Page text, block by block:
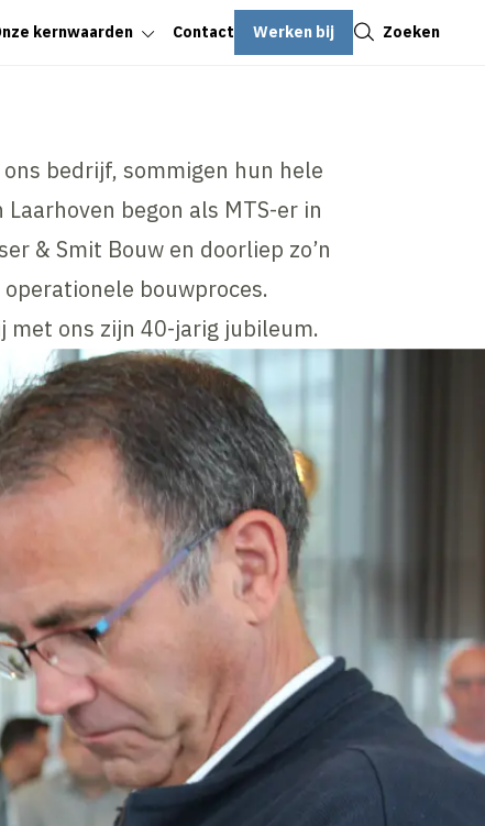
kernwaarden Contact Werken bij Zoeken
bedrijf, sommigen hun hele
begon als MTS-er in
& Smit Bouw en doorliep zo’n
bouwproces.
met ons zijn 40-jarig jubileum.
Sluiten